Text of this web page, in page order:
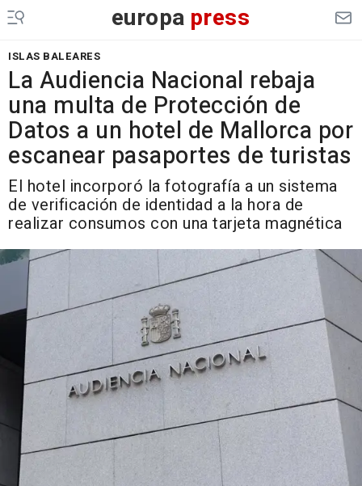
europa press
ISLAS BALEARES
La Audiencia Nacional rebaja
una multa de Protección de
Datos a un hotel de Mallorca por
escanear pasaportes de turistas
El hotel incorporó la fotografía a un sistema
de verificación de identidad a la hora de
realizar consumos con una tarjeta magnética